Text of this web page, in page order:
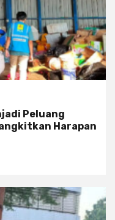
Peluang
Harapan